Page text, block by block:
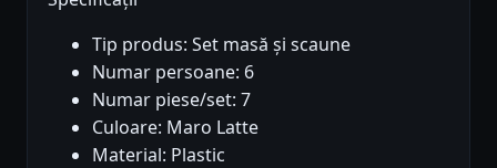
Tip produs: Set masă și scaune
Numar persoane: 6
Numar piese/set: 7
Culoare: Maro Latte
Material: Plastic